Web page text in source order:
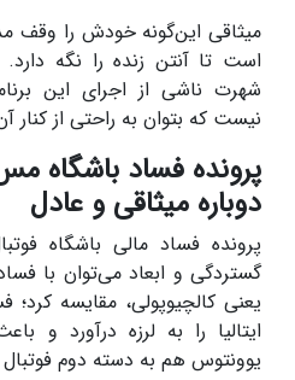
میثاقی این‌گونه خودش را وقف
است تا آنتن زنده را نگه
شهرت ناشی از اجرای این
نیست که بتوان به راحتی از
پرونده فساد باشگاه
دوباره میثاقی و عادل
پرونده فساد مالی باشگاه
گستردگی و ابعاد می‌توان با فساد
یعنی کالچیوپولی، مقایسه کرد؛
ایتالیا را به لرزه درآورد و
یوونتوس هم به دسته دوم فوتبال